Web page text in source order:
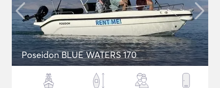
Poseidon BLUE WATERS 170